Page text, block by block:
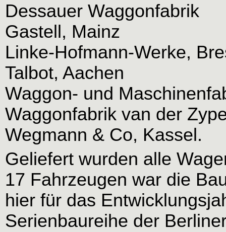
Dessauer Waggonfabrik
Gastell, Mainz
Linke-Hofmann-Werke,
Talbot, Aachen
Waggon- und
Waggonfabrik van der
Wegmann & Co, Kassel.
Geliefert wurden alle
17 Fahrzeugen war die
hier für das
Serienbaureihe der